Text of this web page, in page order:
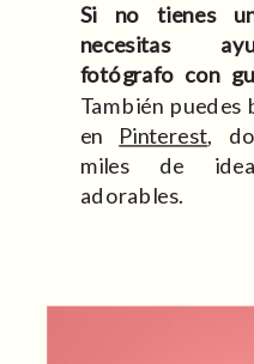
Si no tienes
necesitas
fotógrafo con
También puedes
en Pinterest,
miles de
adorables.